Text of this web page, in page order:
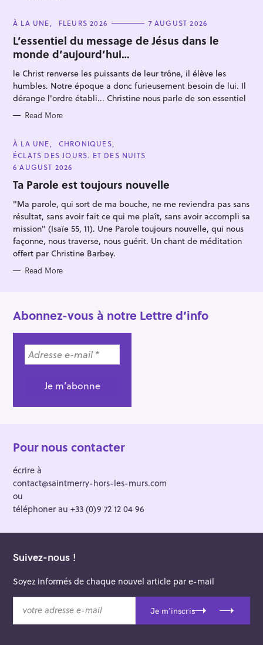
C
T
E
G
O
R
I
E
S
À LA UNE FLEURS 2026 7 AUGUST 2026
L’essentiel du message de Jésus dans le
monde d’aujourd’hui…
le Christ renverse les puissants de leur trône, il élève les
humbles. Notre époque a donc furieusement besoin de lui. Il
dérange l'ordre établi... Christine nous parle de son essentiel
Read More
C
A
T
E
G
O
R
E
À LA UNE
CHRONIQUES
ÉCLATS DES JOURS. ET DES NUITS
6 AUGUST 2026
Ta Parole est toujours nouvelle
"Ma parole, qui sort de ma bouche, ne me reviendra pas sans
résultat, sans avoir fait ce qui me plaît, sans avoir accompli sa
mission" (Isaïe 55, 11). Une Parole toujours nouvelle, qui nous
façonne, nous traverse, nous guérit. Un chant de méditation
offert par Christine Barbey.
Read More
Abonnez-vous à notre Lettre d’info
Pour nous contacter
écrire à
contact@saintmerry-hors-les-murs.com
ou
téléphoner au +33 (0)9 72 12 04 96
Suivez-nous !
Soyez informés de chaque nouvel article par e-mail
t
Je m'inscris
a
r
c
f
o